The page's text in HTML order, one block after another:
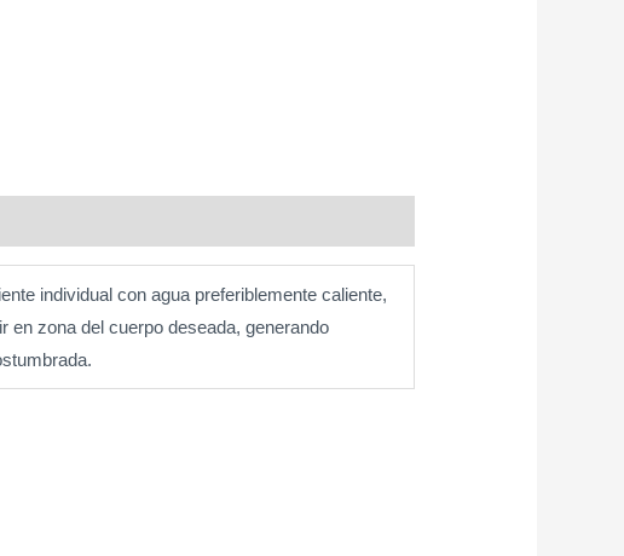
individual con agua preferiblemente caliente,
zona del cuerpo deseada, generando